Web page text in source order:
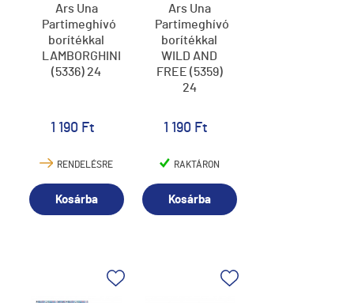
Ars Una
Partimeghívó
borítékkal
LAMBORGHINI
(5336) 24
1 190 Ft
RENDELÉSRE
Kosárba
Ars Una
Partimeghívó
borítékkal
WILD AND
FREE (5359)
24
1 190 Ft
RAKTÁRON
Kosárba